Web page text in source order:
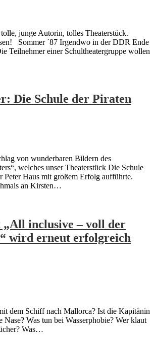
junge Autorin, tolles Theaterstück.
Sommer ´87 Irgendwo in der DDR Ende
Teilnehmer einer Schultheatergruppe wollen
Die Schule der Piraten
von wunderbaren Bildern des
welches unser Theaterstück Die Schule
Peter Haus mit großem Erfolg aufführte.
an Kirsten…
„All inclusive – voll der
wird erneut erfolgreich
dem Schiff nach Mallorca? Ist die Kapitänin
Nase? Was tun bei Wasserphobie? Wer klaut
Was…